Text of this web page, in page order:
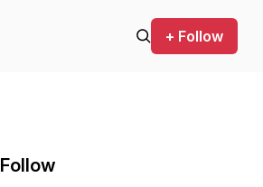
+ Follow
Follow